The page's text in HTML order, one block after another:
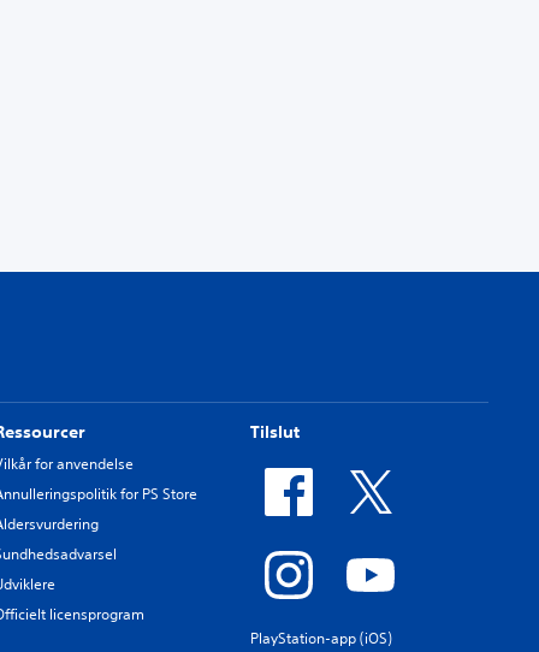
for anvendelse
for PS Store
licensprogram
Tilslut
PlayStation-app (iOS)